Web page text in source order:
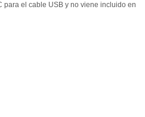
para el cable USB y no viene incluido en